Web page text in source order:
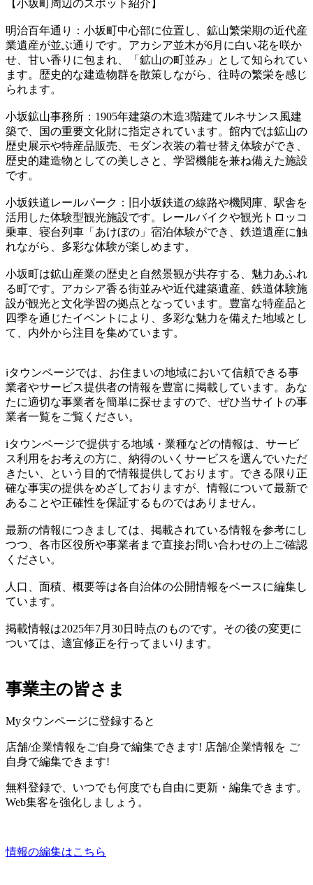
【小坂町周辺のスポット紹介】
明治百年通り：小坂町中心部に位置し、鉱山繁栄期の近代産
業遺産が並ぶ通りです。アカシア並木が6月に白い花を咲か
せ、甘い香りに包まれ、「鉱山の町並み」として知られてい
ます。歴史的な建造物群を散策しながら、往時の繁栄を感じ
られます。
小坂鉱山事務所：1905年建築の木造3階建てルネサンス風建
築で、国の重要文化財に指定されています。館内では鉱山の
歴史展示や特産品販売、モダン衣装の着せ替え体験ができ、
歴史的建造物としての美しさと、学習機能を兼ね備えた施設
です。
小坂鉄道レールパーク：旧小坂鉄道の線路や機関庫、駅舎を
活用した体験型観光施設です。レールバイクや観光トロッコ
乗車、寝台列車「あけぼの」宿泊体験ができ、鉄道遺産に触
れながら、多彩な体験が楽しめます。
小坂町は鉱山産業の歴史と自然景観が共存する、魅力あふれ
る町です。アカシア香る街並みや近代建築遺産、鉄道体験施
設が観光と文化学習の拠点となっています。豊富な特産品と
四季を通じたイベントにより、多彩な魅力を備えた地域とし
て、内外から注目を集めています。
iタウンページでは、お住まいの地域において信頼できる事
業者やサービス提供者の情報を豊富に掲載しています。あな
たに適切な事業者を簡単に探せますので、ぜひ当サイトの事
業者一覧をご覧ください。
iタウンページで提供する地域・業種などの情報は、サービ
ス利用をお考えの方に、納得のいくサービスを選んでいただ
きたい、という目的で情報提供しております。できる限り正
確な事実の提供をめざしておりますが、情報について最新で
あることや正確性を保証するものではありません。
最新の情報につきましては、掲載されている情報を参考にし
つつ、各市区役所や事業者まで直接お問い合わせの上ご確認
ください。
人口、面積、概要等は各自治体の公開情報をベースに編集し
ています。
掲載情報は2025年7月30日時点のものです。その後の変更に
ついては、適宜修正を行ってまいります。
事業主の皆さま
Myタウンページに登録すると
店舗/企業情報をご自身で編集できます! 店舗/企業情報を ご
自身で編集できます!
無料登録で、いつでも何度でも自由に更新・編集できます。
Web集客を強化しましょう。
情報の編集はこちら